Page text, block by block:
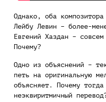
Однако, оба
Лейбу Левин – более-
Евгений Хаздан –
Почему?
Одно из объяснений –
петь на оригинальную
объясняет. Почему
неэквиритмичный